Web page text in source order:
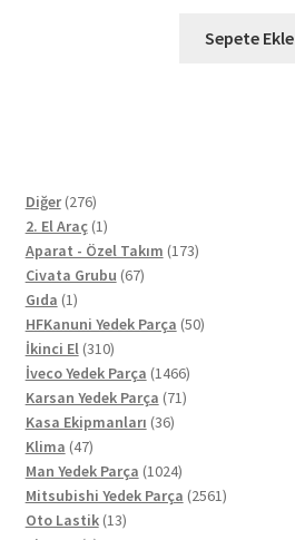
Sepete Ekle
Diğer 276276
ürün
2. El Araç 11
ürün
Aparat - Özel Takım 173173
Civata Grubu 6767
Gıda 11
ürün
HFKanuni Yedek Parça 5050
İkinci El 310310
ürün
İveco Yedek Parça 14661466
ürün
Karsan Yedek Parça 7171
Kasa Ekipmanları 3636
Klima 4747
ürün
Man Yedek Parça 10241024
ürün
Mitsubishi Yedek Parça 25612561
Oto Lastik 1313